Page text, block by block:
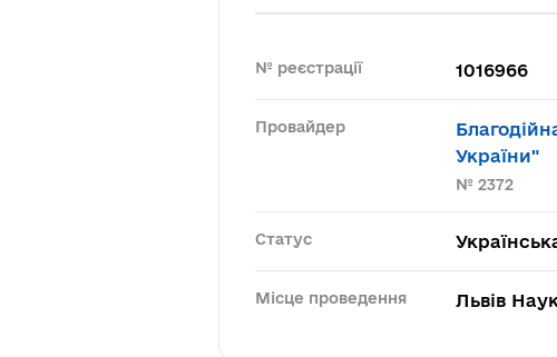
№ реєстрації 1016966
Провайдер
України"
№ 2372
Статус
Місце проведення Львів